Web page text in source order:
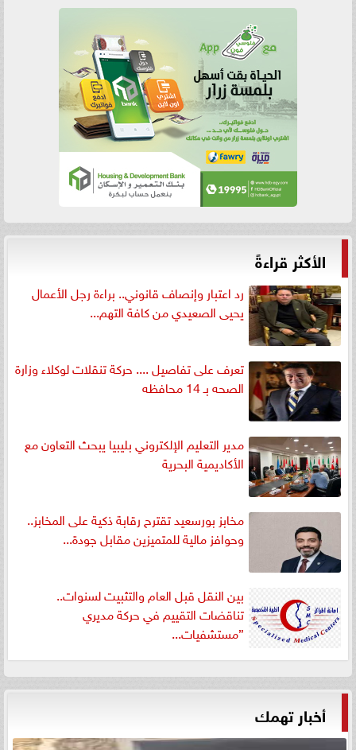
الأكثر قراءةً
رد اعتبار وإنصاف قانوني.. براءة رجل الأعمال
يحيى الصعيدي من كافة التهم...
تعرف على تفاصيل .... حركة تنقلات لوكلاء وزارة
الصحه بـ 14 محافظه
مدير التعليم الإلكتروني بليبيا يبحث التعاون مع
الأكاديمية البحرية
مخابز بورسعيد تقترح رقابة ذكية على المخابز..
وحوافز مالية للمتميزين مقابل جودة...
بين النقل قبل العام والتثبيت لسنوات..
تناقضات التقييم في حركة مديري
”مستشفيات...
أخبار تهمك